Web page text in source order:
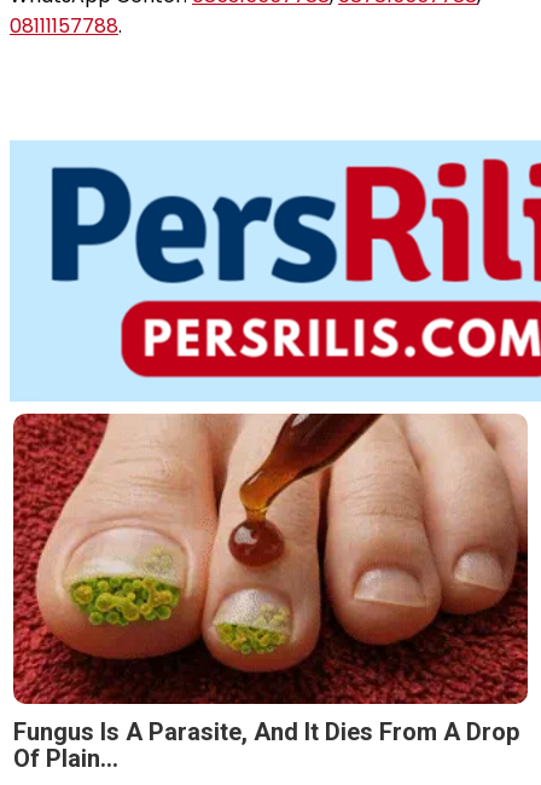
08111157788.
Fungus Is A Parasite, And It Dies From A Drop
Of Plain...